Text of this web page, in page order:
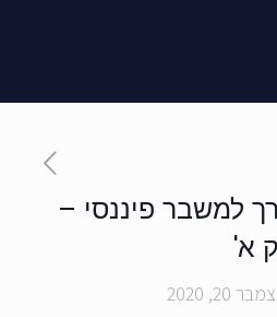
למשבר פיננסי –
א'
20, 2020